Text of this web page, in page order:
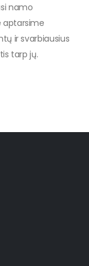
namo
aptarsime
ir svarbiausius
tarp jų.